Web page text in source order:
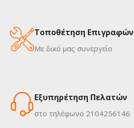
Τοποθέτηση Επιγραφών
Με δικό μας συνεργείο
Εξυπηρέτηση Πελατών
στο τηλέφωνο 2104256146